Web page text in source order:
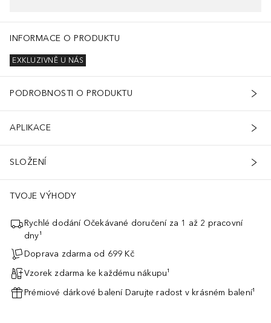
INFORMACE O PRODUKTU
EXKLUZIVNĚ U NÁS
PODROBNOSTI O PRODUKTU
APLIKACE
SLOŽENÍ
TVOJE VÝHODY
Rychlé dodání Očekávané doručení za 1 až 2 pracovní
dny¹
Doprava zdarma od 699 Kč
Vzorek zdarma ke každému nákupu¹
Prémiové dárkové balení Darujte radost v krásném balení¹